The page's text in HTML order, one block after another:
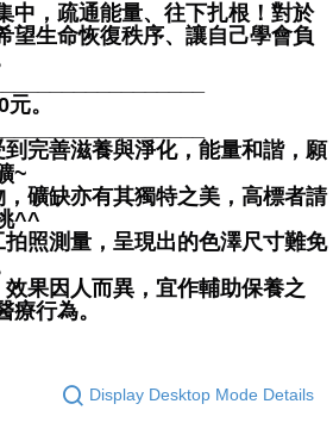
中，疏通能量、往下扎根！對於
望生命恢復秩序、讓自己學會負
。
到完善滋養與淨化，能量和諧，願
~
，礦缺亦有其獨特之美，高標者請
^^
拍照測量，呈現出的色澤尺寸難免
果因人而異，宜作輔助保養之
療行為。
Display Desktop Mode Details